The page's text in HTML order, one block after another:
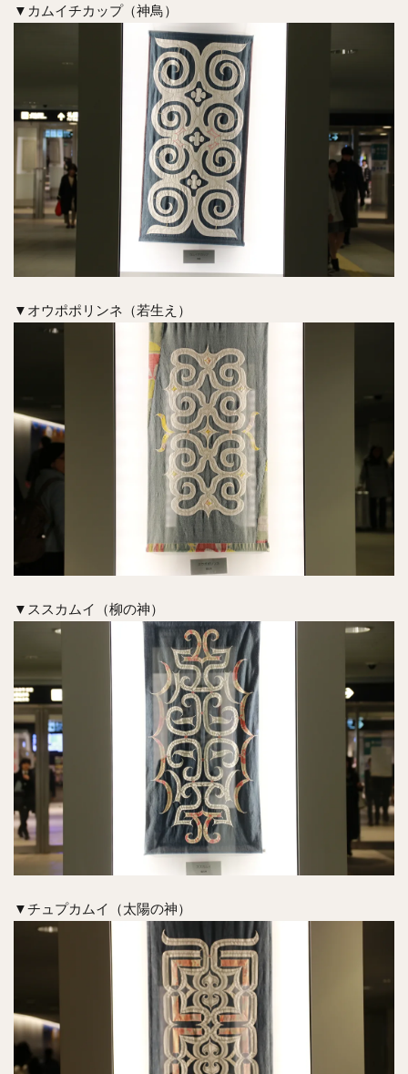
▼カムイチカップ（神鳥）
▼オウポポリンネ（若生え）
▼ススカムイ（柳の神）
▼チュプカムイ（太陽の神）